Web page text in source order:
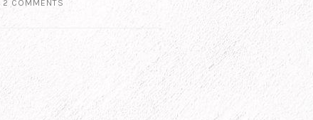
2 COMMENTS